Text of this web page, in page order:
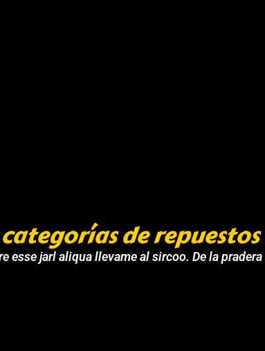
de
esse jarl aliqua llevame al sircoo. De la